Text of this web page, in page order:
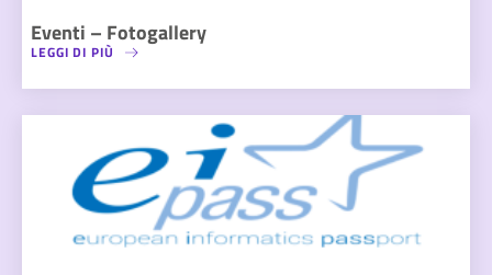
Eventi – Fotogallery
LEGGI DI PIÙ